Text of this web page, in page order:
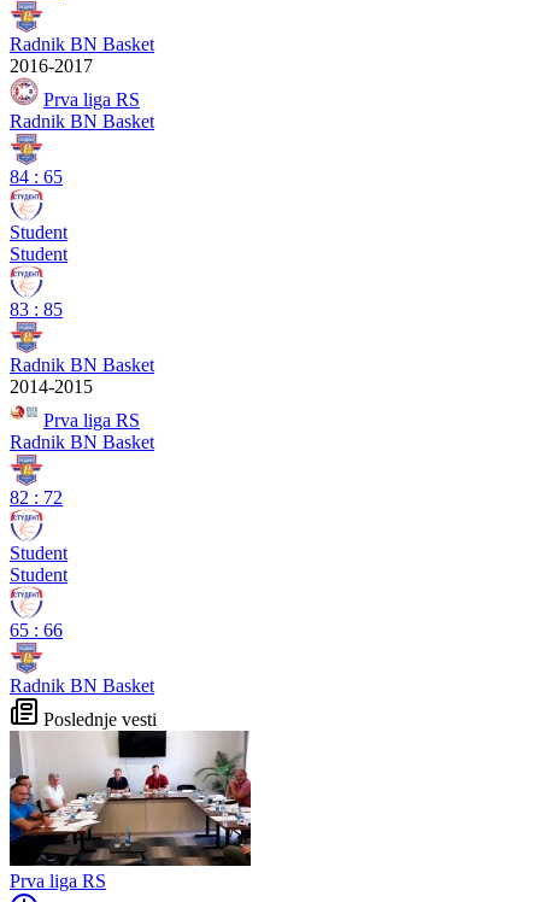
Radnik BN Basket
2016-2017
Prva liga RS
Radnik BN Basket
84 : 65
Student
Student
83 : 85
Radnik BN Basket
2014-2015
Prva liga RS
Radnik BN Basket
82 : 72
Student
Student
65 : 66
Radnik BN Basket
Poslednje vesti
Prva liga RS